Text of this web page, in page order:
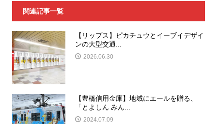
関連記事一覧
【リップス】ピカチュウとイーブイデザイ
ンの大型交通...
2026.06.30
【豊橋信用金庫】地域にエールを贈る、
「とよしん みん...
2024.07.09